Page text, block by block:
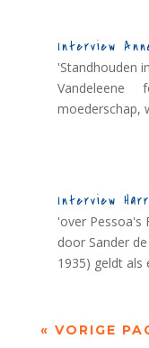
Interview
'Standhouden
Vandeleene
moederschap,
Interview
'over Pessoa's
door Sander
1935) geldt als
« VORIGE